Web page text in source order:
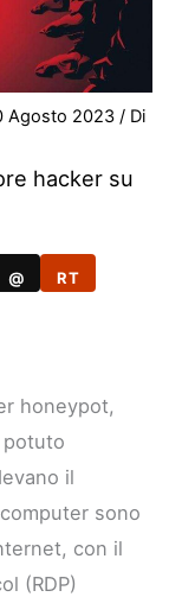
Agosto 2023/ Di
hacker su
@ RT
honeypot,
potuto
il
sono
con il
(RDP)